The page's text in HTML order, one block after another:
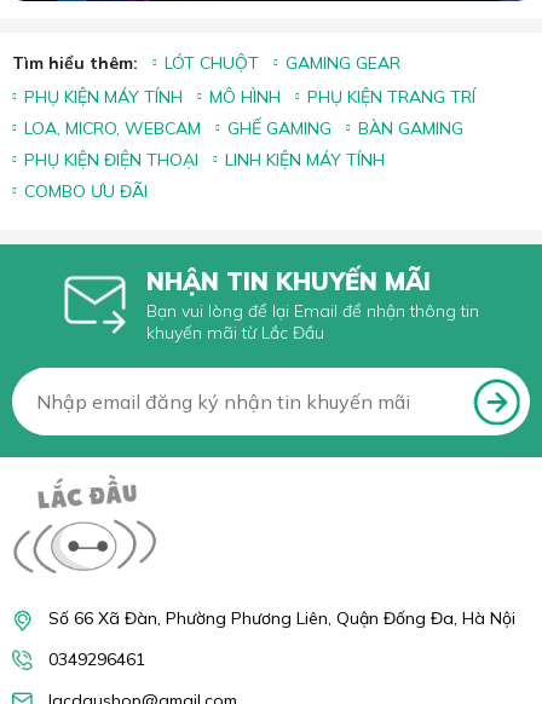
Tìm hiểu thêm: LÓT CHUỘT
GAMING GEAR
PHỤ KIỆN MÁY TÍNH
MÔ HÌNH
PHỤ KIỆN TRANG TRÍ
LOA, MICRO, WEBCAM
GHẾ GAMING
BÀN GAMING
PHỤ KIỆN ĐIỆN THOẠI
LINH KIỆN MÁY TÍNH
COMBO ƯU ĐÃI
NHẬN TIN KHUYẾN MÃI
Bạn vui lòng để lại Email để nhận thông tin
khuyến mãi từ Lắc Đầu
Số 66 Xã Đàn, Phường Phương Liên, Quận Đống Đa, Hà Nội
0349296461